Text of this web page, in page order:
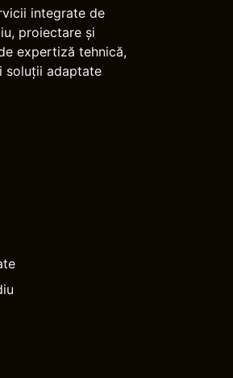
integrate de
proiectare și
expertiză tehnică,
soluții adaptate